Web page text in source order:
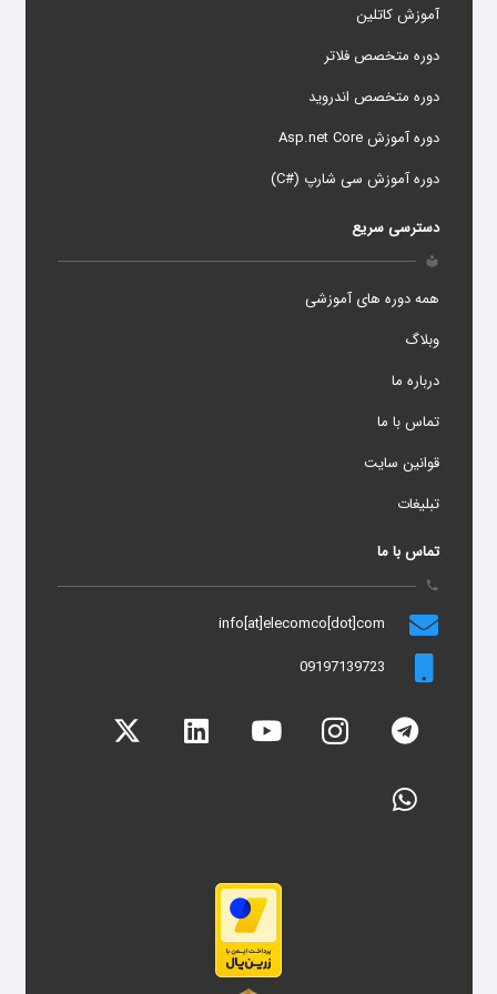
آموزش کاتلین
دوره متخصص فلاتر
دوره متخصص اندروید
دوره آموزش Asp.net Core
دوره آموزش سی شارپ (#C)
دسترسی سریع
local_library
همه دوره های آموزشی
وبلاگ
درباره ما
تماس با ما
قوانین سایت
تبلیغات
تماس با ما
call
info[at]elecomco[dot]com
09197139723